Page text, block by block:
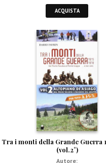
ACQUISTA
Tra i monti della Grande Guerra
(vol.2°)
Autore: